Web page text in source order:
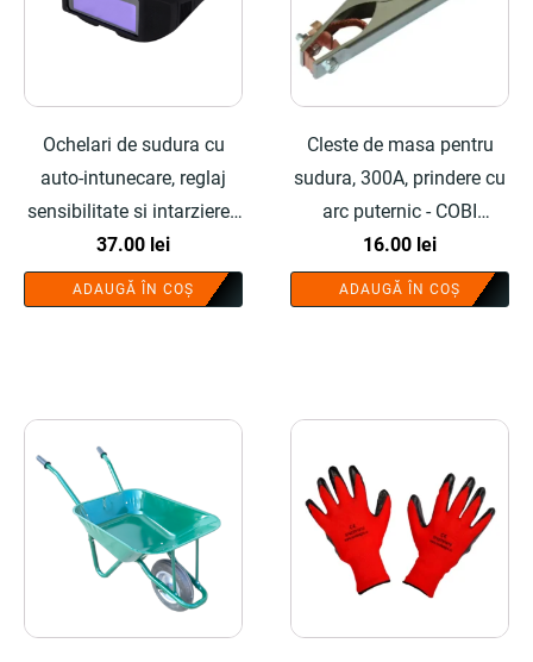
Ochelari de sudura cu
auto-intunecare, reglaj
sensibilitate si intarziere -
COBI SMART®
37.00 lei
ADAUGĂ ÎN COȘ
Cleste de masa pentru
sudura, 300A, prindere cu
arc puternic - COBI
SMART®
16.00 lei
ADAUGĂ ÎN COȘ